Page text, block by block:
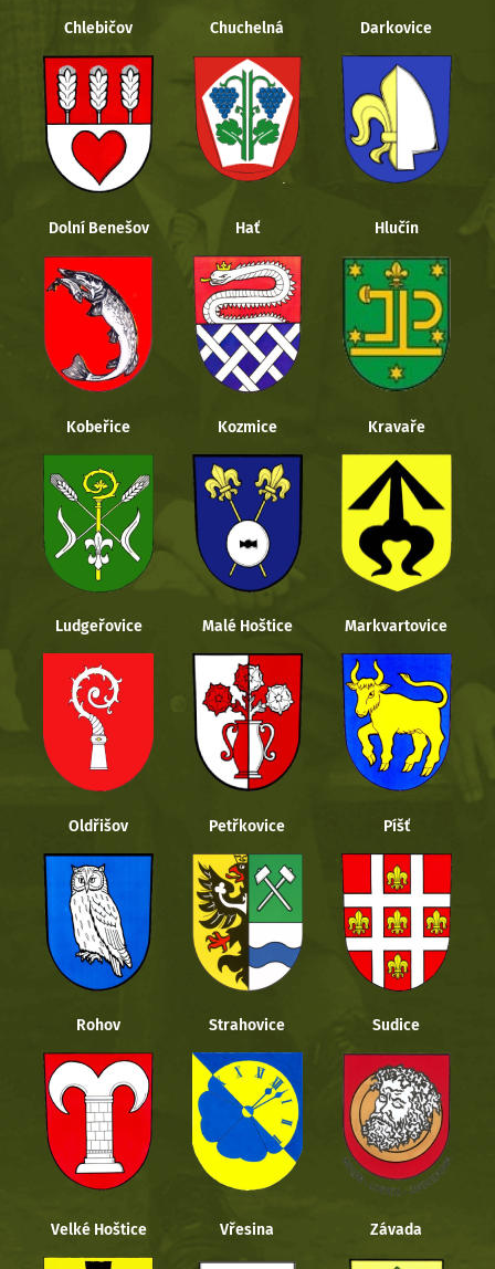
Chlebičov Chuchelná Darkovice
Dolní Benešov Hať Hlučín
Kobeřice Kozmice Kravaře
Ludgeřovice Malé Hoštice Markvartovice
Oldřišov Petřkovice Píšť
Rohov Strahovice Sudice
Velké Hoštice Vřesina Závada